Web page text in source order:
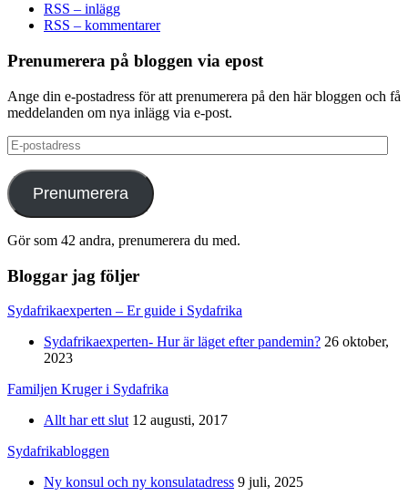
RSS – inlägg
RSS – kommentarer
Prenumerera på bloggen via epost
Ange din e-postadress för att prenumerera på den här bloggen och få
meddelanden om nya inlägg via e-post.
E-
postadress
Prenumerera
Gör som 42 andra, prenumerera du med.
Bloggar jag följer
Sydafrikaexperten – Er guide i Sydafrika
Sydafrikaexperten- Hur är läget efter pandemin? 26 oktober,
2023
Familjen Kruger i Sydafrika
Allt har ett slut 12 augusti, 2017
Sydafrikabloggen
Ny konsul och ny konsulatadress 9 juli, 2025